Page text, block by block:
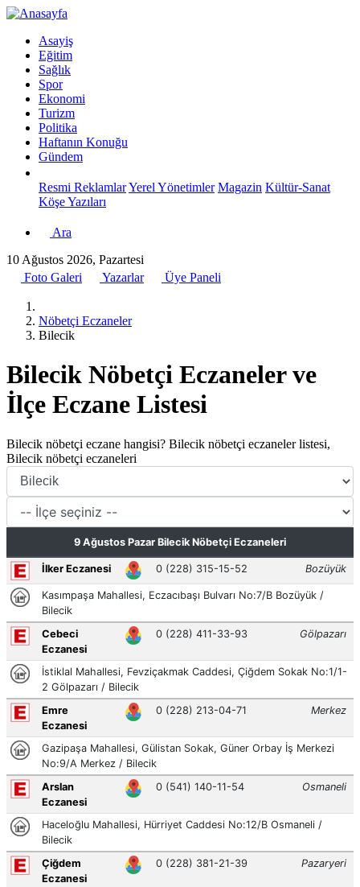
Asayiş
Eğitim
Sağlık
Spor
Ekonomi
Turizm
Politika
Haftanın Konuğu
Gündem
Resmi ReklamlarYerel Yönetimler Magazin Kültür-Sanat
Köşe Yazıları
Ara
10 Ağustos 2026, Pazartesi
Foto Galeri
Yazarlar Üye Paneli
Nöbetçi Eczaneler
Bilecik
Bilecik Nöbetçi Eczaneler ve
İlçe Eczane Listesi
Bilecik nöbetçi eczane hangisi? Bilecik nöbetçi eczaneler listesi,
Bilecik nöbetçi eczaneleri